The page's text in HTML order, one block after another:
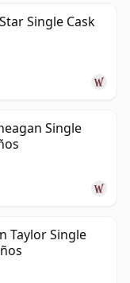
Single Cask
Single
Taylor Single